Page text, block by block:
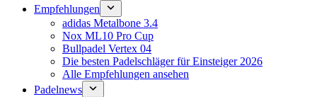
Empfehlungen
adidas Metalbone 3.4
Nox ML10 Pro Cup
Bullpadel Vertex 04
Die besten Padelschläger für Einsteiger 2026
Alle Empfehlungen ansehen
Padelnews